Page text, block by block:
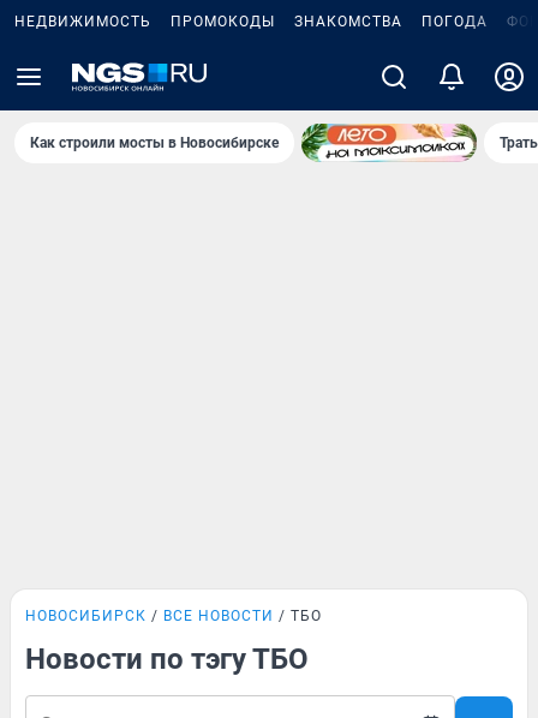
НЕДВИЖИМОСТЬ ПРОМОКОДЫ ЗНАКОМСТВА ПОГОДА
Как строили мосты в Новосибирске
НОВОСИБИРСК ВСЕ НОВОСТИ ТБО
Новости по тэгу ТБО